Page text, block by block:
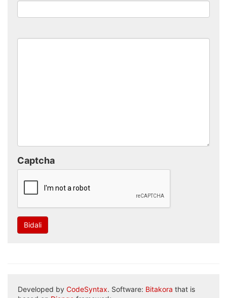
Captcha
Bidali
Developed by CodeSyntax. Software: Bitakora that is